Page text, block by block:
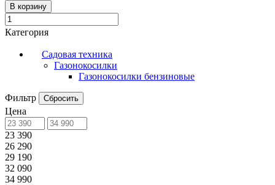
В корзину
Категория
Садовая техника
Газонокосилки
Газонокосилки бензиновые
Фильтр Сбросить
Цена
23 390
26 290
29 190
32 090
34 990